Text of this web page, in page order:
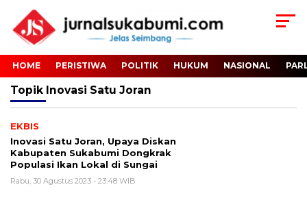
HOME PERISTIWA POLITIK HUKUM NASIONAL
Topik Inovasi Satu Joran
EKBIS
Inovasi Satu Joran, Upaya Diskan
Kabupaten Sukabumi Dongkrak
Populasi Ikan Lokal di Sungai
Rabu, 30 Agustus 2023 - 23:48 WIB